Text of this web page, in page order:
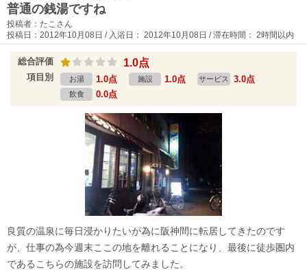
普通の銭湯ですね
投稿者：たこさん
投稿日：2012年10月08日 / 入浴日： 2012年10月08日 / 滞在時間： 2時間以内
総合評価 1.0点
項目別 お湯 1.0点 施設 1.0点 サービス 3.0点
飲食 0.0点
良質の温泉に毎日浸かりたいが為に阪神間に転居してきたのです
が、仕事の為今週末ここの地を離れることになり、最後に徒歩圏内
であるこちらの施設を訪問してみました。